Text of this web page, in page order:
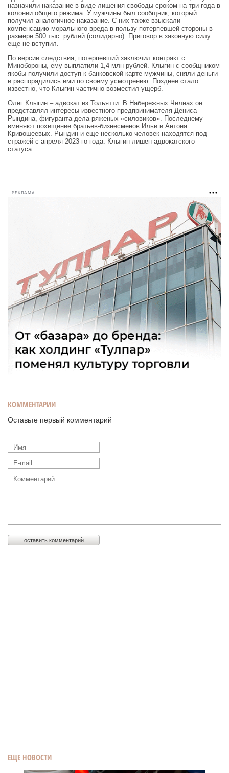
ЕЩЕ НОВОСТИ
назначили наказание в виде лишения свободы сроком на три года в
колонии общего режима. У мужчины был сообщник, который
получил аналогичное наказание. С них также взыскали
компенсацию морального вреда в пользу потерпевшей стороны в
размере 500 тыс. рублей (солидарно). Приговор в законную силу
еще не вступил.
По версии следствия, потерпевший заключил контракт с
Минобороны, ему выплатили 1,4 млн рублей. Клыгин с сообщником
якобы получили доступ к банковской карте мужчины, сняли деньги
и распорядились ими по своему усмотрению. Позднее стало
известно, что Клыгин частично возместил ущерб.
Олег Клыгин – адвокат из Тольятти. В Набережных Челнах он
представлял интересы известного предпринимателя Дениса
Рындина, фигуранта дела ряженых «силовиков». Последнему
вменяют похищение братьев-бизнесменов Ильи и Антона
Кривошеевых. Рындин и еще несколько человек находятся под
стражей с апреля 2023-го года. Клыгин лишен адвокатского
статуса.
РЕКЛАМА
КОММЕНТАРИИ
Оставьте первый комментарий